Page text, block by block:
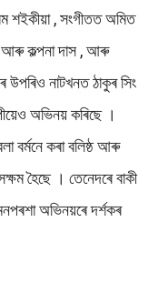
শইকীয়া , সংগীতত অমিত
আৰু কল্পনা দাস , আৰু
উপৰিও নাটখনত ঠাকুৰ সিং
অভিনয় কৰিছে ।
বৰ্মনে কৰা বলিষ্ঠ আৰু
হৈছে । তেনেদৰে বাকী
অভিনয়ৰে দৰ্শকৰ